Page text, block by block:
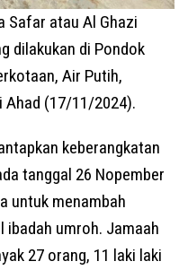
Safar atau Al Ghazi
dilakukan di Pondok
Air Putih,
Ahad (17/11/2024).
keberangkatan
tanggal 26 Nopember
untuk menambah
ibadah umroh. Jamaah
27 orang, 11 laki laki